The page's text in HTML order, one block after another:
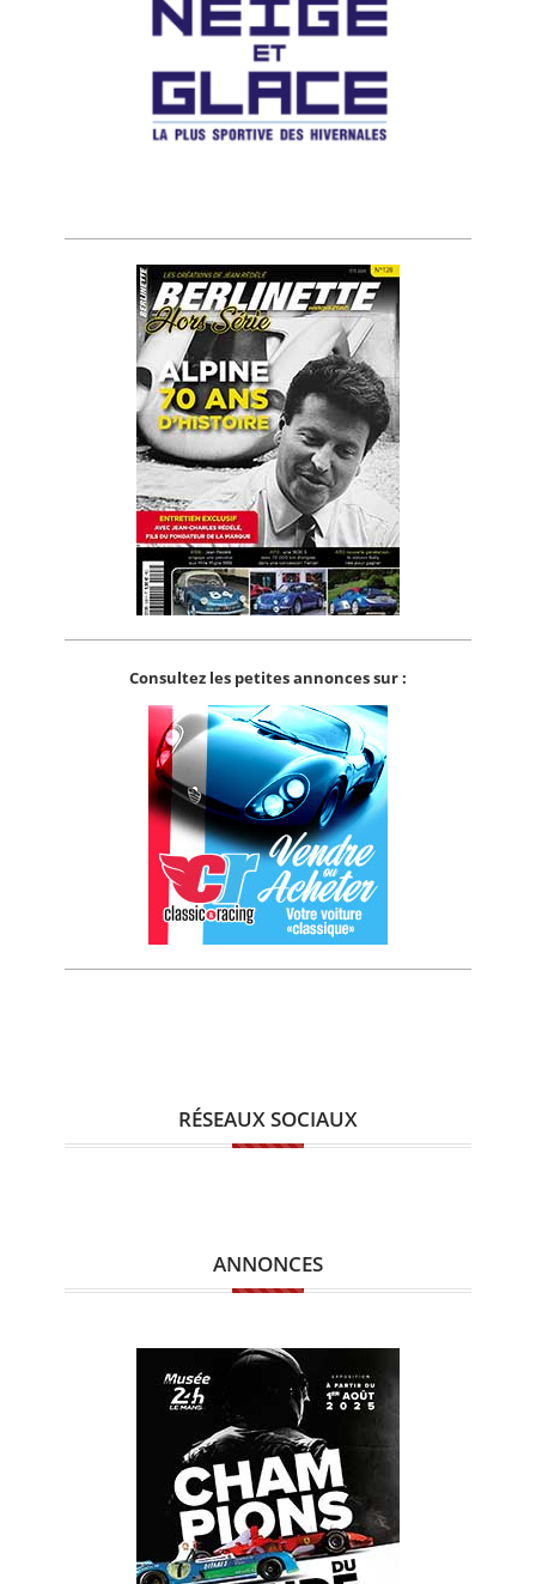
Consultez les petites annonces sur :
RÉSEAUX SOCIAUX
ANNONCES